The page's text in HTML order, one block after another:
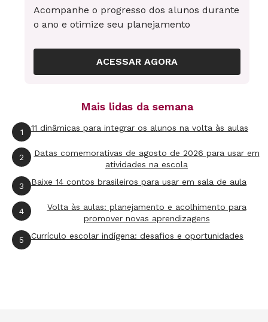
Editora Moderna
Não Confunda...
Autor: Eva Furnari
Preço: R$ 22,50
O Caso do Bolinho
Autor: Tatiana Belinky
Páginas: 32
Preço: R$ 22,50
O Grande Rabanete
Autor: Leninha Lacerda
Acompanhe o progresso dos alunos durante
o ano e otimize seu planejamento
ACESSAR AGORA
Mais lidas da semana
1 11 dinâmicas para integrar os alunos na volta às aulas
2
Datas comemorativas de agosto de 2026 para usar em
atividades na escola
3 Baixe 14 contos brasileiros para usar em sala de aula
4
Volta às aulas: planejamento e acolhimento para
promover novas aprendizagens
5 Currículo escolar indígena: desafios e oportunidades